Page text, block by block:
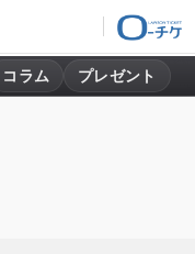
コラム プレゼント